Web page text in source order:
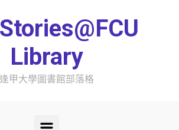
Library
逢甲大學圖書館部落格